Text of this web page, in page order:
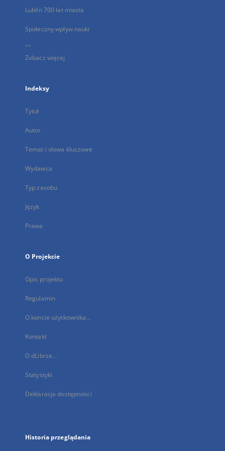
Lublin 700 lat miasta
Społeczny wpływ nauki
...
Zobacz więcej
Indeksy
Tytuł
Autor
Temat i słowa kluczowe
Wydawca
Typ zasobu
Język
Prawa
O Projekcie
Opis projektu
Regulamin
O koncie użytkownika...
Kontakt
O dLibrze...
Statystyki
Deklaracja dostępności
Historia przeglądania